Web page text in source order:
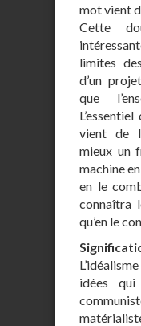
mot vient
Cette
limites
d’un
que
vient de
mieux un
machine
en le
connaîtra
qu’en le
idées